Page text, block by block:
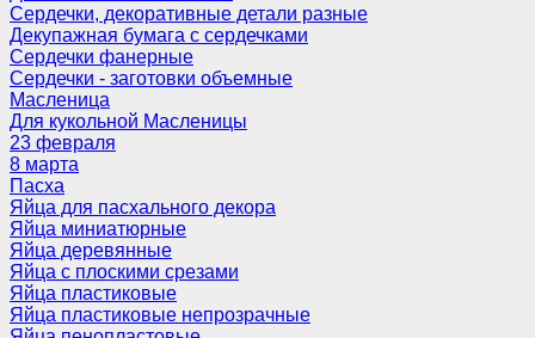
Сердечки, декоративные детали разные
Декупажная бумага с сердечками
Сердечки фанерные
Сердечки - заготовки объемные
Масленица
Для кукольной Масленицы
23 февраля
8 марта
Пасха
Яйца для пасхального декора
Яйца миниатюрные
Яйца деревянные
Яйца с плоскими срезами
Яйца пластиковые
Яйца пластиковые непрозрачные